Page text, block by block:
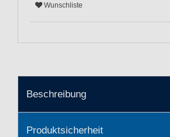
Wunschliste
Beschreibung
Produktsicherheit